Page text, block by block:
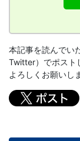
本記事を読んでい
Twitter）でポスト
よろしくお願いし